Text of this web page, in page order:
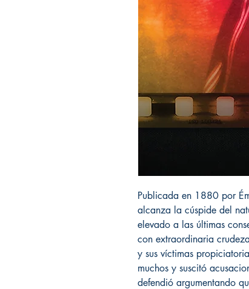
Publicada en 1880 por
alcanza la cúspide del
elevado a las últimas
con extraordinaria
y sus víctimas
muchos y suscitó
defendió argumentando